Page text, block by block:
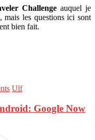
Challenge auquel je
mais les questions ici sont
bien fait.
Ulf
Google Now